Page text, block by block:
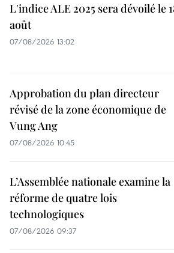
L'indice ALE 2025 sera dévoilé le
août
07/08/2026 13:02
Approbation du plan directeur
révisé de la zone économique de
Vung Ang
07/08/2026 10:45
L’Assemblée nationale examine la
réforme de quatre lois
technologiques
07/08/2026 09:37